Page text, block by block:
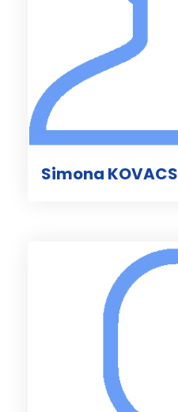
Simona KOVACS